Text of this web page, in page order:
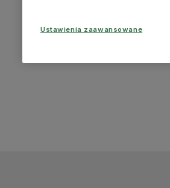
Ustawienia zaawansowane